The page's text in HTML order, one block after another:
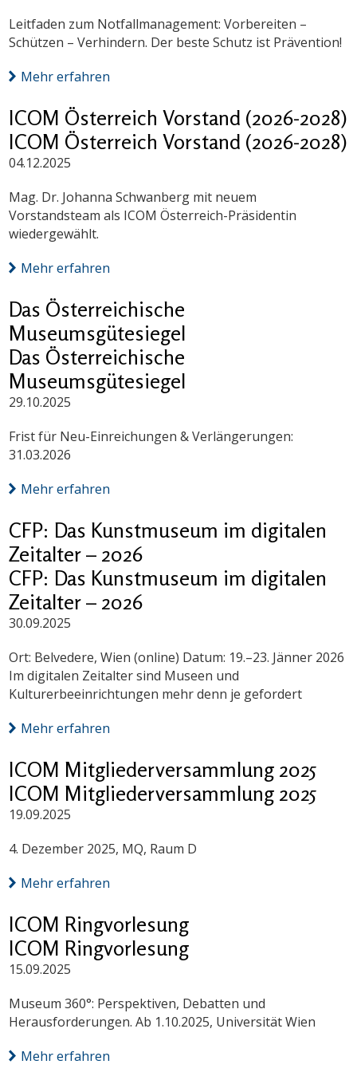
Leitfaden zum Notfallmanagement: Vorbereiten –
Schützen – Verhindern. Der beste Schutz ist Prävention!
Mehr erfahren
ICOM Österreich Vorstand (2026-2028)
ICOM Österreich Vorstand (2026-2028)
04.12.2025
Mag. Dr. Johanna Schwanberg mit neuem
Vorstandsteam als ICOM Österreich-Präsidentin
wiedergewählt.
Mehr erfahren
Das Österreichische
Museumsgütesiegel
Das Österreichische
Museumsgütesiegel
29.10.2025
Frist für Neu-Einreichungen & Verlängerungen:
31.03.2026
Mehr erfahren
CFP: Das Kunstmuseum im digitalen
Zeitalter – 2026
CFP: Das Kunstmuseum im digitalen
Zeitalter – 2026
30.09.2025
Ort: Belvedere, Wien (online) Datum: 19.–23. Jänner 2026
Im digitalen Zeitalter sind Museen und
Kulturerbeeinrichtungen mehr denn je gefordert
Mehr erfahren
ICOM Mitgliederversammlung 2025
ICOM Mitgliederversammlung 2025
19.09.2025
4. Dezember 2025, MQ, Raum D
Mehr erfahren
ICOM Ringvorlesung
ICOM Ringvorlesung
15.09.2025
Museum 360°: Perspektiven, Debatten und
Herausforderungen. Ab 1.10.2025, Universität Wien
Mehr erfahren